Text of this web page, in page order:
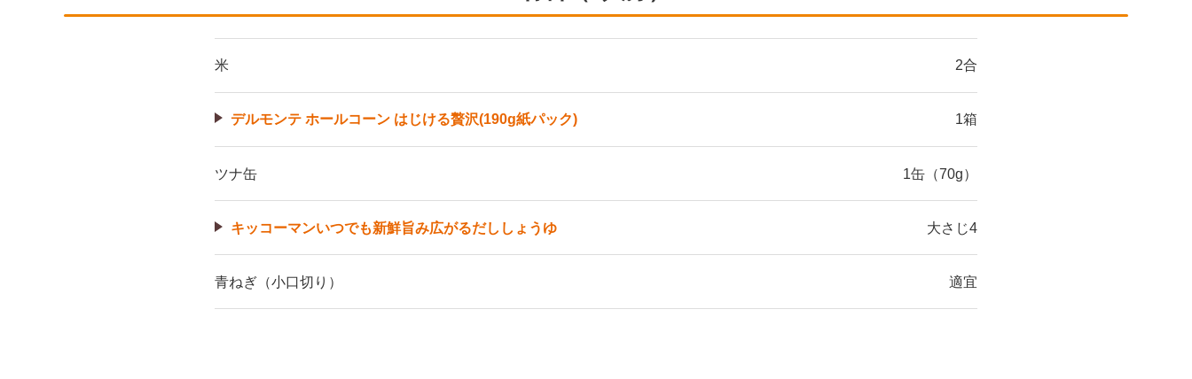
米 2合
デルモンテ ホールコーン はじける贅沢(190g紙パック) 1箱
ツナ缶 1缶（70g）
キッコーマンいつでも新鮮旨み広がるだししょうゆ 大さじ4
青ねぎ（小口切り） 適宜